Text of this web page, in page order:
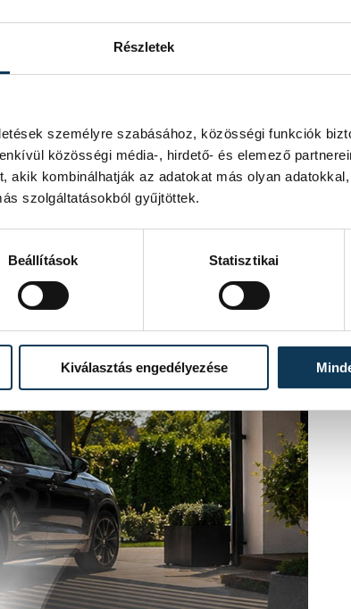
Részletek
személyre szabásához, közösségi funkciók
közösségi média-, hirdető- és elemező
akik kombinálhatják az adatokat más olyan
szolgáltatásokból gyűjtöttek.
Beállítások Statisztikai
Kiválasztás engedélyezése